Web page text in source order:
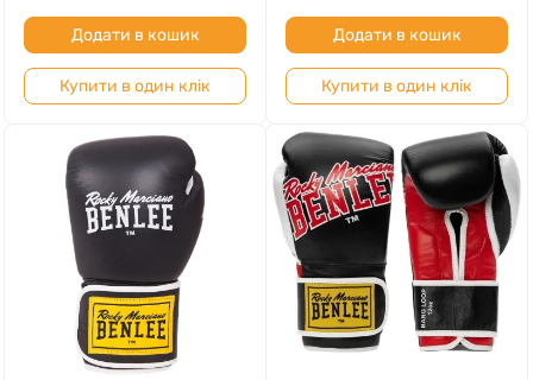
Додати в кошик
Купити в один клік
Додати в кошик
Купити в один клік